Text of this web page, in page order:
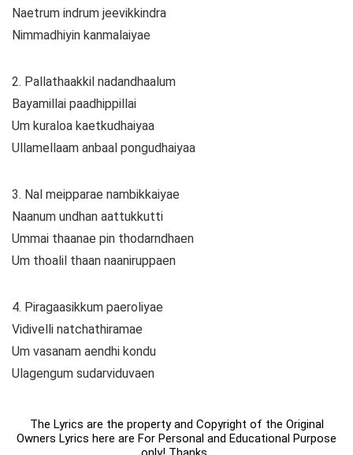
Naetrum indrum jeevikkindra
Nimmadhiyin kanmalaiyae
2. Pallathaakkil nadandhaalum
Bayamillai paadhippillai
Um kuraloa kaetkudhaiyaa
Ullamellaam anbaal pongudhaiyaa
3. Nal meipparae nambikkaiyae
Naanum undhan aattukkutti
Ummai thaanae pin thodarndhaen
Um thoalil thaan naaniruppaen
4. Piragaasikkum paeroliyae
Vidivelli natchathiramae
Um vasanam aendhi kondu
Ulagengum sudarviduvaen
The Lyrics are the property and Copyright of the Original
Owners Lyrics here are For Personal and Educational Purpose